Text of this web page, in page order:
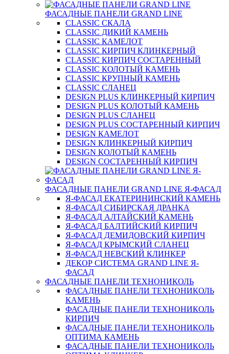
ФАСАДНЫЕ ПАНЕЛИ GRAND LINE
CLASSIC СКАЛА
CLASSIC ДИКИЙ КАМЕНЬ
CLASSIC КАМЕЛОТ
CLASSIC КИРПИЧ КЛИНКЕРНЫЙ
CLASSIC КИРПИЧ СОСТАРЕННЫЙ
CLASSIC КОЛОТЫЙ КАМЕНЬ
CLASSIC КРУПНЫЙ КАМЕНЬ
CLASSIC СЛАНЕЦ
DESIGN PLUS КЛИНКЕРНЫЙ КИРПИЧ
DESIGN PLUS КОЛОТЫЙ КАМЕНЬ
DESIGN PLUS СЛАНЕЦ
DESIGN PLUS СОСТАРЕННЫЙ КИРПИЧ
DESIGN КАМЕЛОТ
DESIGN КЛИНКЕРНЫЙ КИРПИЧ
DESIGN КОЛОТЫЙ КАМЕНЬ
DESIGN СОСТАРЕННЫЙ КИРПИЧ
ФАСАДНЫЕ ПАНЕЛИ GRAND LINE Я-ФАСАД
Я-ФАСАД ЕКАТЕРИНИНСКИЙ КАМЕНЬ
Я-ФАСАД СИБИРСКАЯ ДРАНКА
Я-ФАСАД АЛТАЙСКИЙ КАМЕНЬ
Я-ФАСАД БАЛТИЙСКИЙ КИРПИЧ
Я-ФАСАД ДЕМИДОВСКИЙ КИРПИЧ
Я-ФАСАД КРЫМСКИЙ СЛАНЕЦ
Я-ФАСАД НЕВСКИЙ КЛИНКЕР
ДЕКОР СИСТЕМА GRAND LINE Я-
ФАСАД
ФАСАДНЫЕ ПАНЕЛИ ТЕХНОНИКОЛЬ
ФАСАДНЫЕ ПАНЕЛИ ТЕХНОНИКОЛЬ
КАМЕНЬ
ФАСАДНЫЕ ПАНЕЛИ ТЕХНОНИКОЛЬ
КИРПИЧ
ФАСАДНЫЕ ПАНЕЛИ ТЕХНОНИКОЛЬ
ОПТИМА КАМЕНЬ
ФАСАДНЫЕ ПАНЕЛИ ТЕХНОНИКОЛЬ